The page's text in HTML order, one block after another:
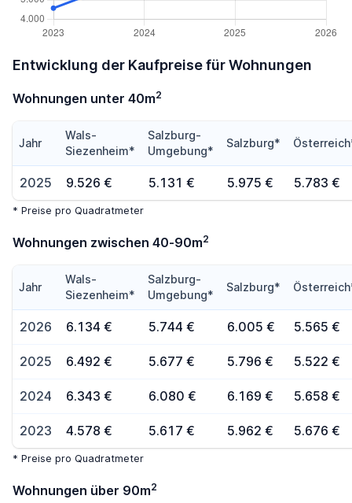
Entwicklung der Kaufpreise für Wohnungen
Wohnungen unter 40m2
Jahr
Wals-
Siezenheim*
Salzburg-
Umgebung*
Salzburg*
2025 9.526 € 5.131 € 5.975 € 5.783 €
* Preise pro Quadratmeter
Wohnungen zwischen 40-90m2
Jahr
Wals-
Siezenheim*
Salzburg-
Umgebung*
Salzburg*
2026 6.134 € 5.744 € 6.005 € 5.565 €
2025 6.492 € 5.677 € 5.796 € 5.522 €
2024 6.343 € 6.080 € 6.169 € 5.658 €
2023 4.578 € 5.617 € 5.962 € 5.676 €
* Preise pro Quadratmeter
Wohnungen über 90m2